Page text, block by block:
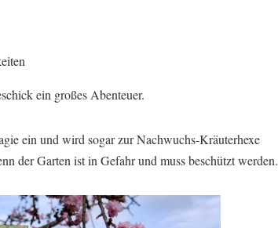
ein großes Abenteuer.
ein und wird sogar zur Nachwuchs-Kräuterhexe
der Garten ist in Gefahr und muss beschützt werden.